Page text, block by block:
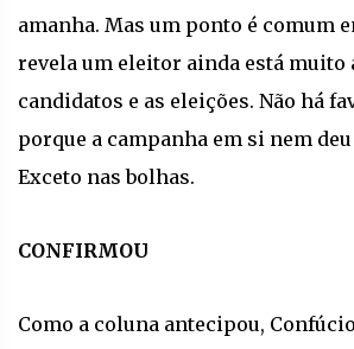
amanha. Mas um ponto é comum
revela um eleitor ainda está muito
candidatos e as eleições. Não há
porque a campanha em si nem
Exceto nas bolhas.
CONFIRMOU
Como a coluna antecipou,